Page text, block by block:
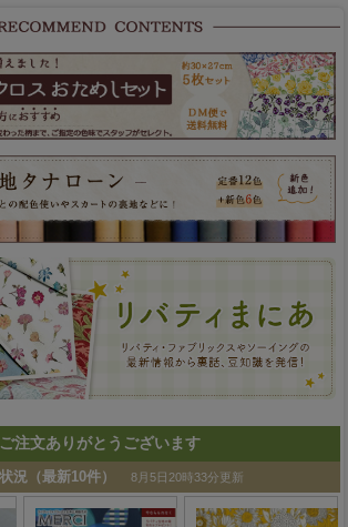
ご注文ありがとうございます